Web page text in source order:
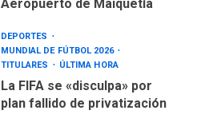
Aeropuerto de Maiquetía
DEPORTES
MUNDIAL DE FÚTBOL 2026
TITULARES
ÚLTIMA HORA
La FIFA se «disculpa» por
plan fallido de privatización